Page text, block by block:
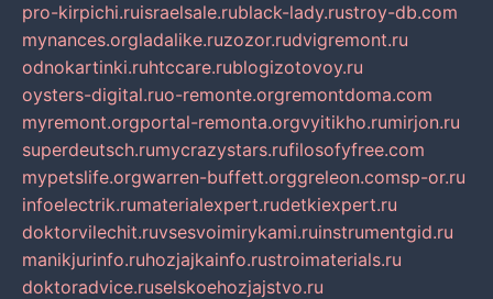
pro-kirpichi.ruisraelsale.rublack-lady.rustroy-db.com
mynances.orgladalike.ruzozor.rudvigremont.ru
odnokartinki.ruhtccare.rublogizotovoy.ru
oysters-digital.ruo-remonte.orgremontdoma.com
myremont.orgportal-remonta.orgvyitikho.rumirjon.ru
superdeutsch.rumycrazystars.rufilosofyfree.com
mypetslife.orgwarren-buffett.orggreleon.comsp-or.ru
infoelectrik.rumaterialexpert.rudetkiexpert.ru
doktorvilechit.ruvsesvoimirykami.ruinstrumentgid.ru
manikjurinfo.ruhozjajkainfo.rustroimaterials.ru
doktoradvice.ruselskoehozjajstvo.ru